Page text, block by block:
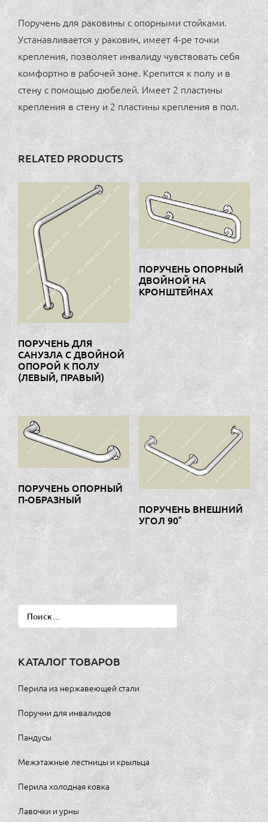
Поручень для раковины с опорными стойками.
Устанавливается у раковин, имеет 4-ре точки
крепления, позволяет инвалиду чувствовать себя
комфортно в рабочей зоне. Крепится к полу и в
стену с помощью дюбелей. Имеет 2 пластины
крепления в стену и 2 пластины крепления в пол.
RELATED PRODUCTS
ПОРУЧЕНЬ ДЛЯ
САНУЗЛА С ДВОЙНОЙ
ОПОРОЙ К ПОЛУ
(ЛЕВЫЙ, ПРАВЫЙ)
ПОРУЧЕНЬ ОПОРНЫЙ
ДВОЙНОЙ НА
КРОНШТЕЙНАХ
ПОРУЧЕНЬ ОПОРНЫЙ
П-ОБРАЗНЫЙ
ПОРУЧЕНЬ ВНЕШНИЙ
УГОЛ 90°
Найти:
КАТАЛОГ ТОВАРОВ
Перила из нержавеющей стали
Поручни для инвалидов
Пандусы
Межэтажные лестницы и крыльца
Перила холодная ковка
Лавочки и урны